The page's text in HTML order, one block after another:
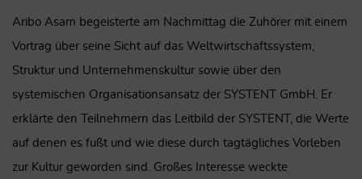
Aribo Asam begeisterte am Nachmittag die Zuhörer mit einem
Vortrag über seine Sicht auf das Weltwirtschaftssystem,
Struktur und Unternehmenskultur sowie über den
systemischen Organisationsansatz der SYSTENT GmbH. Er
erklärte den Teilnehmern das Leitbild der SYSTENT, die Werte
auf denen es fußt und wie diese durch tagtägliches Vorleben
zur Kultur geworden sind. Großes Interesse weckte